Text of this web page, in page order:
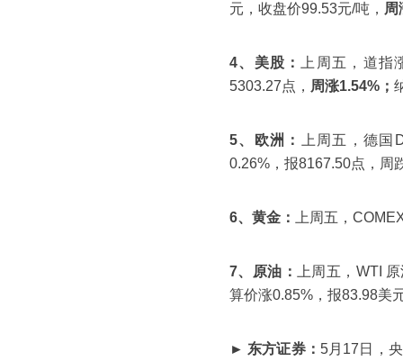
元，收盘价99.53元/吨， 周
4、美股：
上周五，道指
5303.27点， 周涨1.54%；
5、欧洲：
上周五，德
0.26%，报8167.50点，周
6、黄金： 上周五，
7、原油：
上周五，WTI
算价涨0.85%，报83.98美
► 东方证券： 5月17日，